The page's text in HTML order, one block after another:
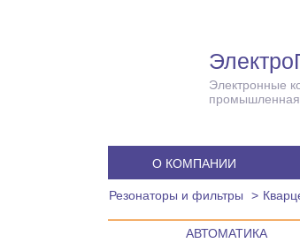
Электронные
промышленная
О КОМПАНИИ
Резонаторы и фильтры
АВТОМАТИКА